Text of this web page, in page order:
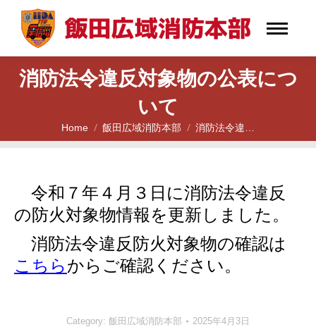
消防法令違反対象物の公表につ
いて
You are here:
Home 飯田広域消防本部 消防法令違…
令和７年４月３ 日に消防法令違反
の防火対象物情報を更新しました。
消防法令違反防火対象物の確認は
こちらからご確認ください。
Category: 飯田広域消防本部 2025年4月3日